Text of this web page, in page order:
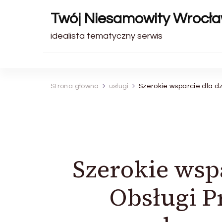
Twój Niesamowity
idealista tematyczny serwis
Strona główna usługi Szerokie wsparcie dla
Szerokie
Obsługi